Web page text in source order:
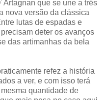
que se une a três
nova versão da clássica
lutas de espadas e
deter os avanços
das artimanhas da bela
refez a história
a ver, e com isso terá
quantidade de